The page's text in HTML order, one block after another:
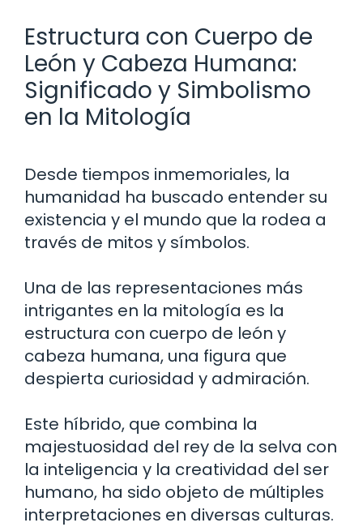
Estructura con Cuerpo de
León y Cabeza Humana:
Significado y Simbolismo
en la Mitología
Desde tiempos inmemoriales, la
humanidad ha buscado entender su
existencia y el mundo que la rodea a
través de mitos y símbolos.
Una de las representaciones más
intrigantes en la mitología es la
estructura con cuerpo de león y
cabeza humana, una figura que
despierta curiosidad y admiración.
Este híbrido, que combina la
majestuosidad del rey de la selva con
la inteligencia y la creatividad del ser
humano, ha sido objeto de múltiples
interpretaciones en diversas culturas.